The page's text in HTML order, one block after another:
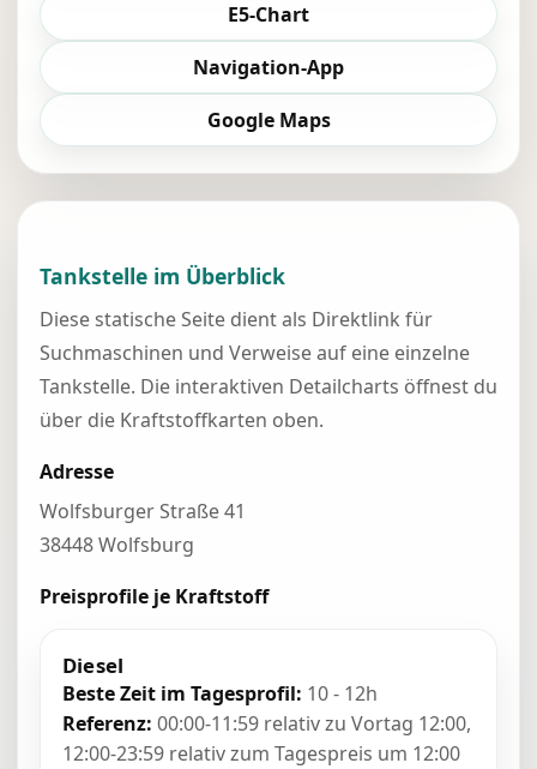
E5-Chart
Navigation-App
Google Maps
Tankstelle im Überblick
Diese statische Seite dient als Direktlink für
Suchmaschinen und Verweise auf eine einzelne
Tankstelle. Die interaktiven Detailcharts öffnest du
über die Kraftstoffkarten oben.
Adresse
Wolfsburger Straße 41
38448 Wolfsburg
Preisprofile je Kraftstoff
Diesel
Beste Zeit im Tagesprofil: 10 - 12h
Referenz: 00:00-11:59 relativ zu Vortag 12:00,
12:00-23:59 relativ zum Tagespreis um 12:00